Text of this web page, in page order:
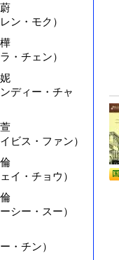
レン・モク）
ラ・チェン）
ンディー・チャ
イビス・ファン）
ェイ・チョウ）
ーシー・スー）
ー・チン）